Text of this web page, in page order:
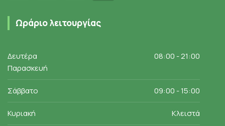
Ωράριο λειτουργίας
Δευτέρα
Παρασκευή
08:00 - 21:00
Σάββατο 09:00 - 15:00
Κυριακή Κλειστά